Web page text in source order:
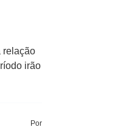
relação
irão
Por